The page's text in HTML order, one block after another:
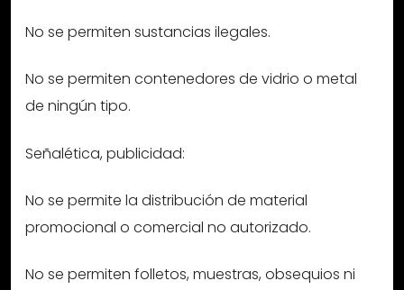
No se permiten sustancias ilegales.
No se permiten contenedores de vidrio o metal
de ningún tipo.
Señalética, publicidad:
No se permite la distribución de material
promocional o comercial no autorizado.
No se permiten folletos, muestras, obsequios ni